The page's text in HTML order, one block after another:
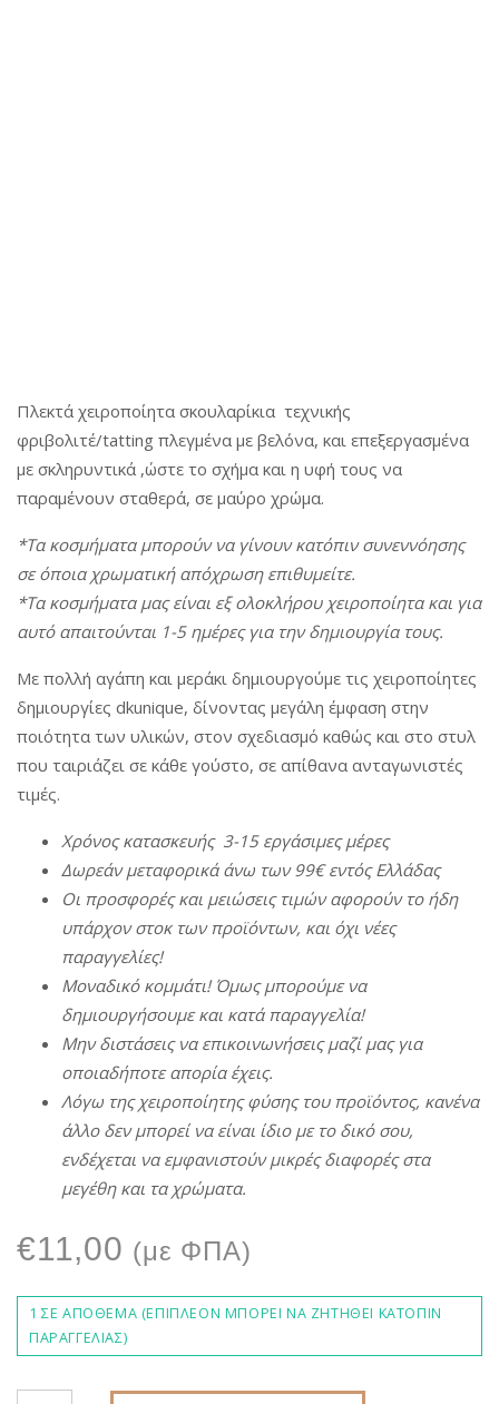
Πλεκτά χειροποίητα σκουλαρίκια τεχνικής
φριβολιτέ/tatting πλεγμένα με βελόνα, και επεξεργασμένα
με σκληρυντικά ,ώστε το σχήμα και η υφή τους να
παραμένουν σταθερά, σε μαύρο χρώμα.
*Τα κοσμήματα μπορούν να γίνουν κατόπιν συνεννόησης
σε όποια χρωματική απόχρωση επιθυμείτε.
*Τα κοσμήματα μας είναι εξ ολοκλήρου χειροποίητα και για
αυτό απαιτούνται 1-5 ημέρες για την δημιουργία τους.
Με πολλή αγάπη και μεράκι δημιουργούμε τις χειροποίητες
δημιουργίες dkunique, δίνοντας μεγάλη έμφαση στην
ποιότητα των υλικών, στον σχεδιασμό καθώς και στο στυλ
που ταιριάζει σε κάθε γούστο, σε απίθανα ανταγωνιστές
τιμές.
Χρόνος κατασκευής 3-15 εργάσιμες μέρες
Δωρεάν μεταφορικά άνω των99€εντός Ελλάδας
Οι προσφορές και μειώσεις τιμών αφορούν το ήδη
υπάρχον στοκ τωνπροϊόντων, και όχι νέες
παραγγελίες!
Μοναδικό κομμάτι! Όμως μπορούμε να
δημιουργήσουμε και κατάπαραγγελία!
Μην διστάσεις να επικοινωνήσεις μαζί μας για
οποιαδήποτε απορία έχεις.
Λόγω της χειροποίητης φύσης τουπροϊόντος, κανένα
άλλο δεν μπορεί να είναι ίδιο με το δικό σου,
ενδέχεται να εμφανιστούν μικρές διαφορές στα
μεγέθηκαι τα χρώματα.
€11,00 (με ΦΠΑ)
1 ΣΕ ΑΠΌΘΕΜΑ (ΕΠΙΠΛΈΟΝ ΜΠΟΡΕΊ ΝΑ ΖΗΤΗΘΕΊ ΚΑΤΌΠΙΝ
ΠΑΡΑΓΓΕΛΊΑΣ)